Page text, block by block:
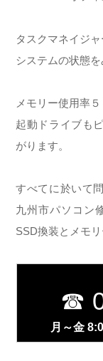
タスクマネイジャ
システムの状態を
メモリー使用率
起動ドライブも
がります。
すべてに於いて
九州市パソコン
SSD換装とメモ
☎
月～金